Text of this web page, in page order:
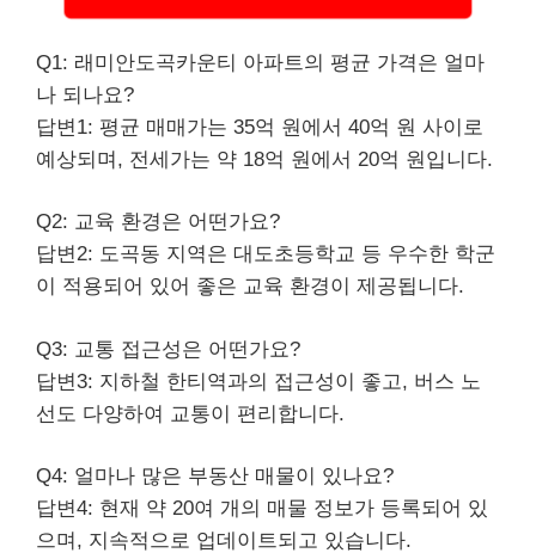
Q1: 래미안도곡카운티 아파트의 평균 가격은 얼마
나 되나요?
답변1: 평균 매매가는 35억 원에서 40억 원 사이로
예상되며, 전세가는 약 18억 원에서 20억 원입니다.
Q2: 교육 환경은 어떤가요?
답변2: 도곡동 지역은 대도초등학교 등 우수한 학군
이 적용되어 있어 좋은 교육 환경이 제공됩니다.
Q3: 교통 접근성은 어떤가요?
답변3: 지하철 한티역과의 접근성이 좋고, 버스 노
선도 다양하여 교통이 편리합니다.
Q4: 얼마나 많은 부동산 매물이 있나요?
답변4: 현재 약 20여 개의 매물 정보가 등록되어 있
으며, 지속적으로 업데이트되고 있습니다.